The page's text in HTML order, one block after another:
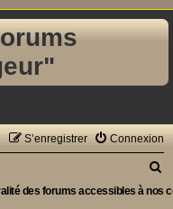
Connexion
S’enregistrer
des forums accessibles à
e